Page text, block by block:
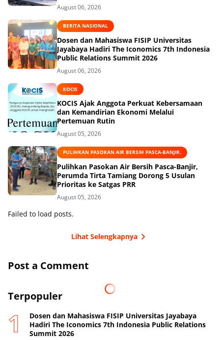
August 06, 2026
BERITA NASIONAL
Dosen dan Mahasiswa FISIP Universitas
Jayabaya Hadiri The Iconomics 7th Indonesia
Public Relations Summit 2026
August 06, 2026
KOCIS
KOCIS Ajak Anggota Perkuat Kebersamaan
dan Kemandirian Ekonomi Melalui
Pertemuan Rutin
August 05, 2026
PULIHKAN PASOKAN AIR BERSIH PASCA-BANJIR.
Pulihkan Pasokan Air Bersih Pasca-Banjir,
Perumda Tirta Tamiang Dorong 5 Usulan
Prioritas ke Satgas PRR
August 05, 2026
Failed to load posts.
Lihat Selengkapnya
Post a Comment
Terpopuler
Dosen dan Mahasiswa FISIP Universitas Jayabaya
Hadiri The Iconomics 7th Indonesia Public Relations
Summit 2026